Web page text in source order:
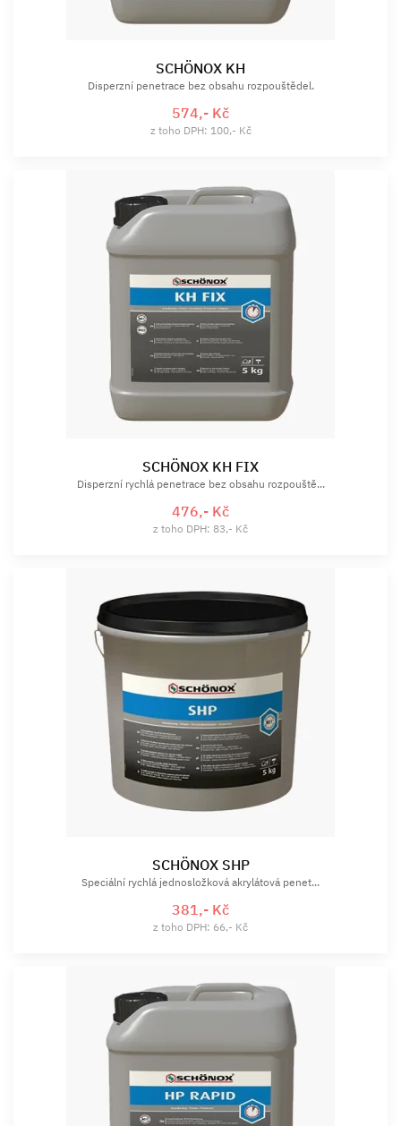
SCHÖNOX KH
Disperzní penetrace bez obsahu rozpouštědel.
574,- Kč
z toho DPH: 100,- Kč
SCHÖNOX KH FIX
Disperzní rychlá penetrace bez obsahu rozpouště...
476,- Kč
z toho DPH: 83,- Kč
SCHÖNOX SHP
Speciální rychlá jednosložková akrylátová penet...
381,- Kč
z toho DPH: 66,- Kč